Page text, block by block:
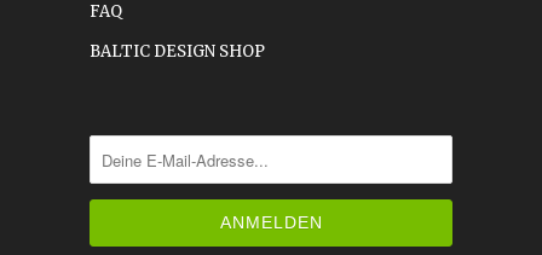
FAQ
BALTIC DESIGN SHOP